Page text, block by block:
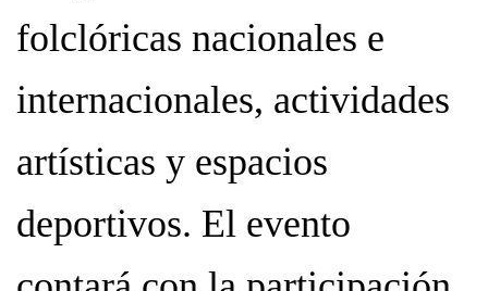
folclóricas nacionales e
internacionales, actividades
artísticas y espacios
deportivos. El evento